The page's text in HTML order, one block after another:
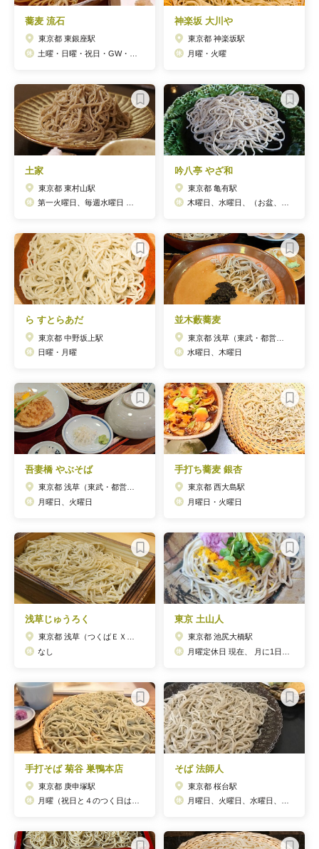
蕎麦 流石
東京都 東銀座駅
神楽坂 大川や
東京都 神楽坂駅
月曜・火曜
土家
東京都 東村山駅
吟八亭 やざ和
東京都 亀有駅
ら すとらあだ
東京都 中野坂上駅
日曜・月曜
並木藪蕎麦
水曜日、木曜日
吾妻橋 やぶそば
月曜日、火曜日
手打ち蕎麦 銀杏
東京都 西大島駅
月曜日・火曜日
浅草じゅうろく
なし
東京 土山人
東京都 池尻大橋駅
手打そば 菊谷 巣鴨本店
東京都 庚申塚駅
そば 法師人
東京都 桜台駅